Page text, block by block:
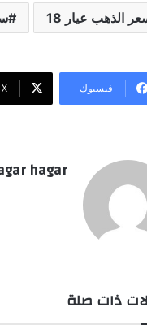
الذهب عيار 18
فيسبوك ‫X
hagar
ذات صلة